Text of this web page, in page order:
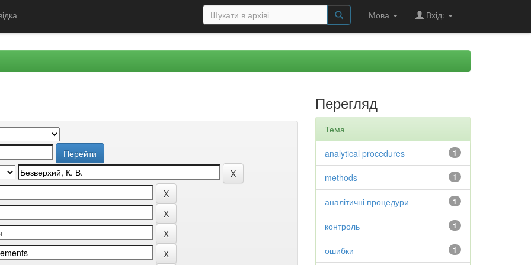
Мова Вхід:
Перегляд
Тема
1
analytical procedures
1
methods
1
аналітичні процедури
1
контроль
1
ошибки